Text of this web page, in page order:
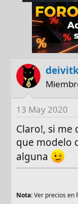
13 May 2020
Claro!, si me
que modelo
alguna
Nota:Ver precios en